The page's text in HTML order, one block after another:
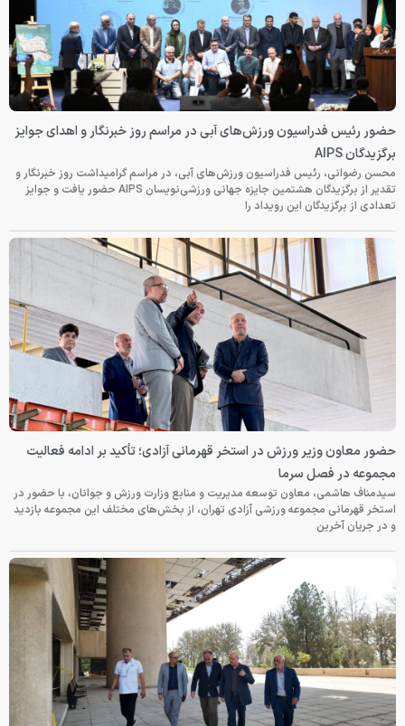
حضور رئیس فدراسیون ورزش‌های آبی در مراسم روز خبرنگار و اهدای جوایز
برگزیدگان AIPS
محسن رضوانی، رئیس فدراسیون ورزش‌های آبی، در مراسم گرامیداشت روز خبرنگار و
تقدیر از برگزیدگان هشتمین جایزه جهانی ورزشی‌نویسان AIPS حضور یافت و جوایز
تعدادی از برگزیدگان این رویداد را
حضور معاون وزیر ورزش در استخر قهرمانی آزادی؛ تأکید بر ادامه فعالیت
مجموعه در فصل سرما
سیدمناف هاشمی، معاون توسعه مدیریت و منابع وزارت ورزش و جوانان، با حضور در
استخر قهرمانی مجموعه ورزشی آزادی تهران، از بخش‌های مختلف این مجموعه بازدید
و در جریان آخرین